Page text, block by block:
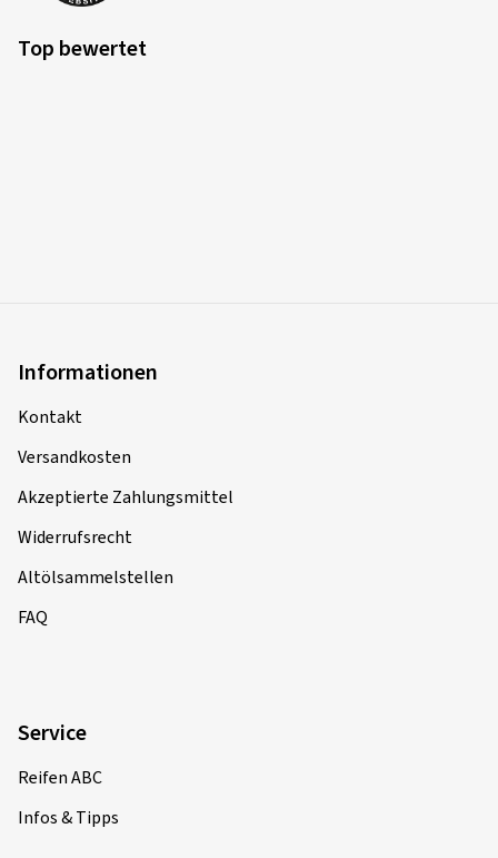
Top bewertet
Informationen
Kontakt
Versandkosten
Akzeptierte Zahlungsmittel
Widerrufsrecht
Altölsammelstellen
FAQ
Service
Reifen ABC
Infos & Tipps